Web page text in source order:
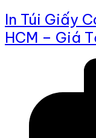
In Túi Giấy
HCM – Giá